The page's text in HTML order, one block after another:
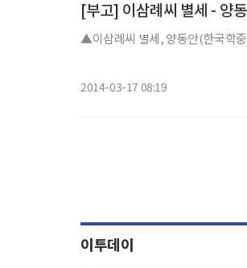
[부고] 이삼례씨 별세 - 양
▲이삼례씨 별세, 양동안(한국학
2014-03-17 08:19
이투데이